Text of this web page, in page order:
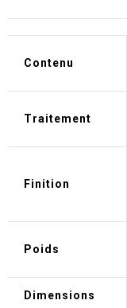
Contenu
Traitement
Finition
Poids
Dimensions